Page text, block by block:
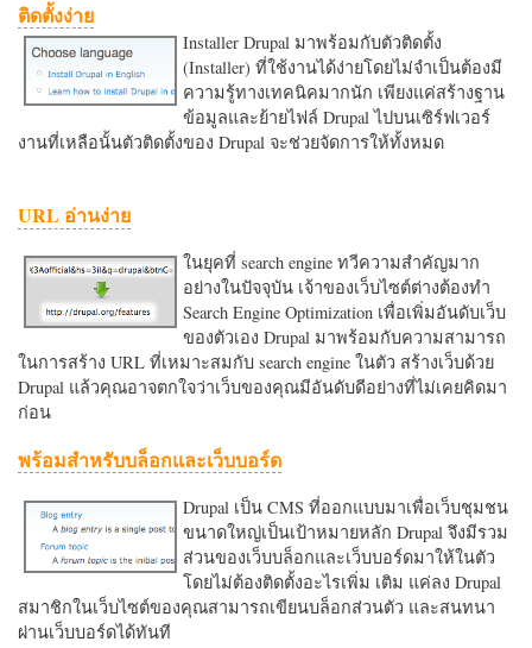
ติดตั้งง่าย
Installer Drupal มาพร้อมกับตัวติดตั้ง
(Installer) ที่ใช้งานได้ง่ายโดยไม่จำเป็นต้องมี
ความรู้ทางเทคนิคมากนัก เพียงแค่สร้างฐาน
ข้อมูลและย้ายไฟล์ Drupal ไปบนเซิร์ฟเวอร์
งานที่เหลือนั้นตัวติดตั้งของ Drupal จะช่วยจัดการให้ทั้งหมด
URL อ่านง่าย
ในยุคที่ search engine ทวีความสำคัญมาก
อย่างในปัจจุบัน เจ้าของเว็บไซต์ต่างต้องทำ
Search Engine Optimization เพื่อเพิ่มอันดับเว็บ
ของตัวเอง Drupal มาพร้อมกับความสามารถ
ในการสร้าง URL ที่เหมาะสมกับ search engine ในตัว สร้างเว็บด้วย
Drupal แล้วคุณอาจตกใจว่าเว็บของคุณมีอันดับดีอย่างที่ไม่เคยคิดมา
ก่อน
พร้อมสำหรับบล็อกและเว็บบอร์ด
Drupal เป็น CMS ที่ออกแบบมาเพื่อเว็บชุมชน
ขนาดใหญ่เป็นเป้าหมายหลัก Drupal จึงมีรวม
ส่วนของเว็บบล็อกและเว็บบอร์ดมาให้ในตัว
โดยไม่ต้องติดตั้งอะไรเพิ่ม เติม แค่ลง Drupal
สมาชิกในเว็บไซต์ของคุณสามารถเขียนบล็อกส่วนตัว และสนทนา
ผ่านเว็บบอร์ดได้ทันที